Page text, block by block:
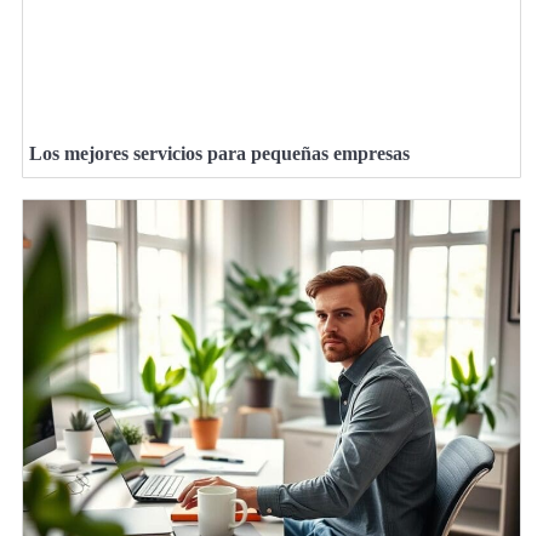
Los mejores servicios para pequeñas empresas